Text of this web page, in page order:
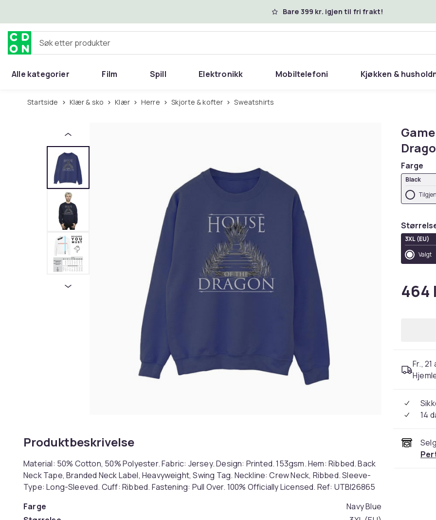
Bare 399 kr. igjen til fri frakt!
Søk etter produkter
Alle kategorier Film Spill Elektronikk Mobiltelefoni Kjøkken &
Startside Klær & sko Klær Herre Skjorte & kofter Sweatshirts
Produktbeskrivelse
Material: 50% Cotton, 50% Polyester. Fabric: Jersey. Design: Printed. 153gsm. Hem: Ribbed. Back
Neck Tape, Branded Neck Label, Heavyweight, Swing Tag. Neckline: Crew Neck, Ribbed. Sleeve-
Type: Long-Sleeved. Cuff: Ribbed. Fastening: Pull Over. 100% Officially Licensed. Ref: UTBI26865
Farge
Navy Blue
Farge
Black
3XL (EU)
Valgt
464
Fr., 21
14